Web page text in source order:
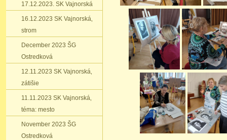
17.12.2023. SK Vajnorská
16.12.2023 SK Vajnorská‚
strom
December 2023 ŠG
Ostredková
12.11.2023 SK Vajnorská‚
zátišie
11.11.2023 SK Vajnorská‚
téma: mesto
November 2023 ŠG
Ostredková